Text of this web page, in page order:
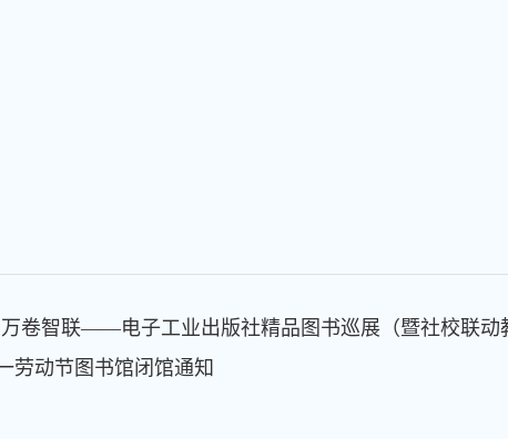
万卷智联——电子工业出版社精品图书巡展（暨社校联动
劳动节图书馆闭馆通知